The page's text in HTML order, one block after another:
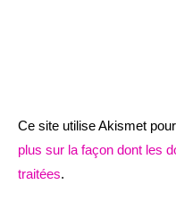
Ce site utilise Akismet
plus sur la façon dont les
traitées.